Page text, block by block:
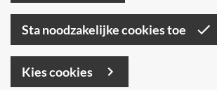
Sta noodzakelijke cookies toe
Kies cookies